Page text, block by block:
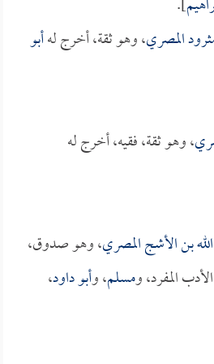
المصري، وهو ثقة، أخرج لهأبو
، وهو ثقة، فقيه، أخرج له
بن الأشج المصري، وهو صدوق،
المفرد، ومسلم، وأبو داود،